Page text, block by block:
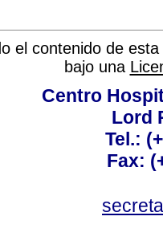
el contenido de
bajo una
Centro
Lord
Tel.:
Fax: